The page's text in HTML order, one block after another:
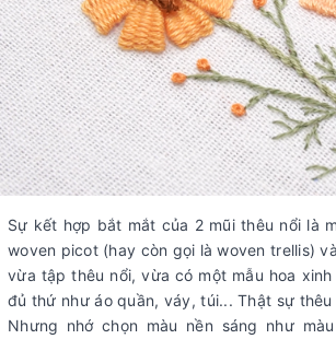
Sự kết hợp bắt mắt của 2 mũi thêu nổi là
woven picot (hay còn gọi là woven trellis)
vừa tập thêu nổi, vừa có một mẫu hoa
đủ thứ như áo quần, váy, túi... Thật sự
Nhưng nhớ chọn màu nền sáng như